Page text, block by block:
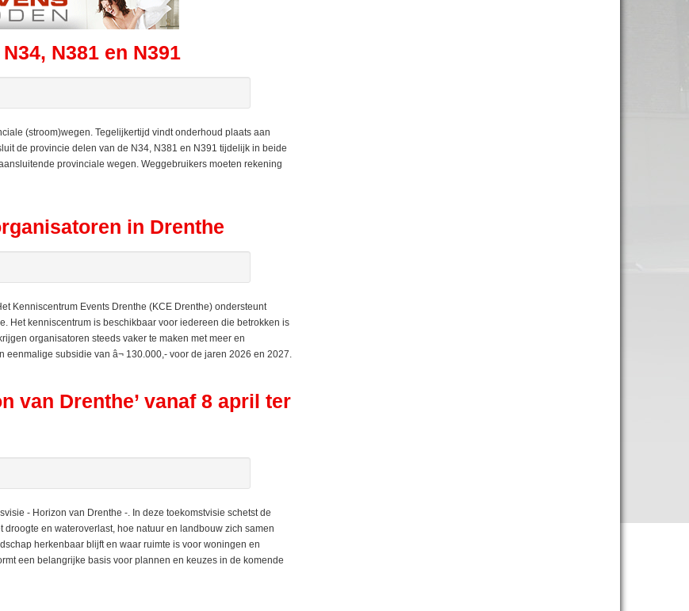
N381 en N391
(stroom)wegen. Tegelijkertijd vindt onderhoud plaats aan
de provincie delen van de N34, N381 en N391 tijdelijk in beide
provinciale wegen. Weggebruikers moeten rekening
in Drenthe
Kenniscentrum Events Drenthe (KCE Drenthe) ondersteunt
Het kenniscentrum is beschikbaar voor iedereen die betrokken is
organisatoren steeds vaker te maken met meer en
subsidie van â¬ 130.000,- voor de jaren 2026 en 2027.
van Drenthe’ vanaf 8 april ter
- Horizon van Drenthe -. In deze toekomstvisie schetst de
en wateroverlast, hoe natuur en landbouw zich samen
herkenbaar blijft en waar ruimte is voor woningen en
een belangrijke basis voor plannen en keuzes in de komende